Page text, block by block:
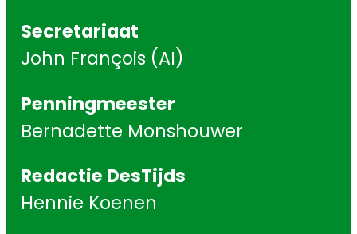
Secretariaat
John François (AI)
Penningmeester
Bernadette Monshouwer
Redactie DesTijds
Hennie Koenen